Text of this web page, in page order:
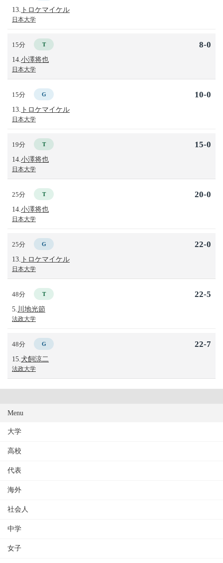
13. トロケマイケル
日本大学
15分 T
14. 小澤将也
日本大学
8-0
15分 G
13. トロケマイケル
日本大学
10-0
19分 T
14. 小澤将也
日本大学
15-0
25分 T
14. 小澤将也
日本大学
20-0
25分 G
13. トロケマイケル
日本大学
22-0
48分 T
5. 川地光節
法政大学
22-5
48分 G
15. 犬飼涼二
法政大学
22-7
Menu
大学
高校
代表
海外
社会人
中学
女子